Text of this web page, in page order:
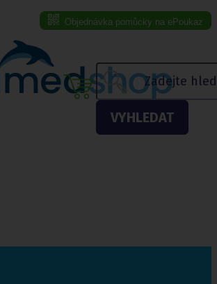
Objednávka pomůcky na ePoukaz
VYHLEDAT